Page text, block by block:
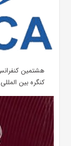
هشتمین
کنگره بین